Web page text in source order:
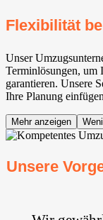
Flexibilität
Unser
Terminlösungen, um
garantieren. Unsere
Ihre Planung
Mehr anzeigen
Unsere